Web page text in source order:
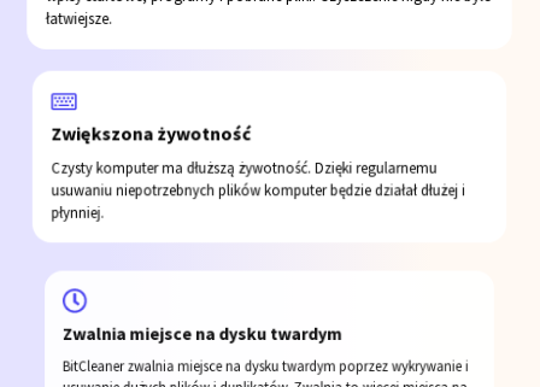
łatwiejsze.
Zwiększona żywotność
Czysty komputer ma dłuższą żywotność. Dzięki regularnemu
usuwaniu niepotrzebnych plików komputer będzie działał dłużej i
płynniej.
Zwalnia miejsce na dysku twardym
BitCleaner zwalnia miejsce na dysku twardym poprzez wykrywanie i